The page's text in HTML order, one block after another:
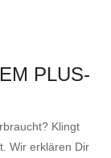
PLUS-
Klingt
Wir erklären Dir